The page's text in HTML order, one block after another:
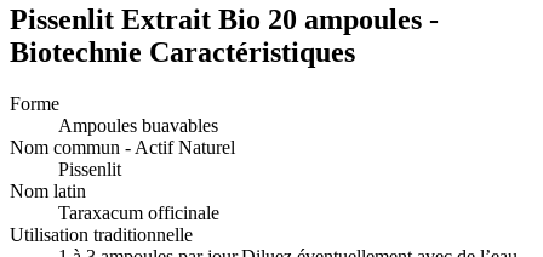
Pissenlit Extrait Bio 20 ampoules -
Biotechnie Caractéristiques
Forme
Ampoules buavables
Nom commun - Actif Naturel
Pissenlit
Nom latin
Taraxacum officinale
Utilisation traditionnelle